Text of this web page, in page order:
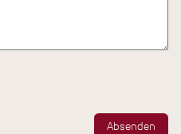
Absenden